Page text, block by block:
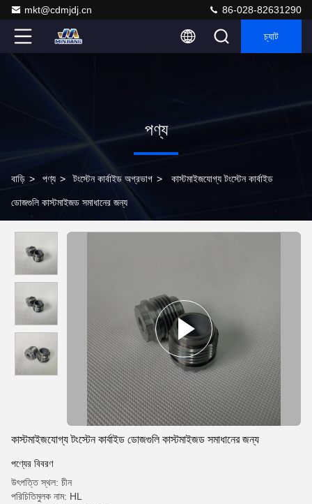
mkt@cdmjdj.cn 86-028-82631290
চ্যাট
পণ্য
বাড়ি > পণ্য > টংস্টেন কার্বাইড অগ্রভাগ > কাস্টমাইজযোগ্য টংস্টেন কার্বাইড
ডোজগুলি কাস্টমাইজড সমাধানের জন্য
কাস্টমাইজযোগ্য টংস্টেন কার্বাইড ডোজগুলি কাস্টমাইজড সমাধানের জন্য
পণ্যের বিবরণ
উৎপত্তি স্থল: চীন
পরিচিতিমুলক নাম: HL